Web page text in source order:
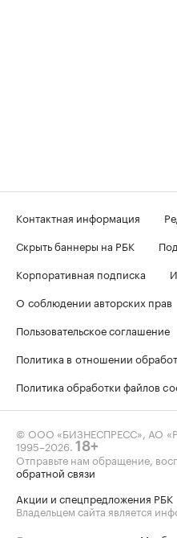
Контактная информация
Скрыть баннеры на РБК
Корпоративная подписка
О соблюдении авторских прав
Пользовательское соглашение
Политика в отношении
Политика обработки файлов
© ООО «БИЗНЕСПРЕСС», АО
1995–2026. 18+
Отправьте нам обращение,
обратной связи
Акции и спецпредложения РБК
Владельцем сайта является